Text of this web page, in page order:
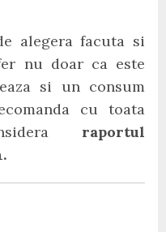
alegera facuta si
nu doar ca este
si un consum
cu toata
raportul